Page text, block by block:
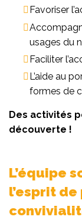
Favoriser
usages du
Faciliter
L’aide au
formes de
Des activités
découverte !
L’équipe
l’esprit